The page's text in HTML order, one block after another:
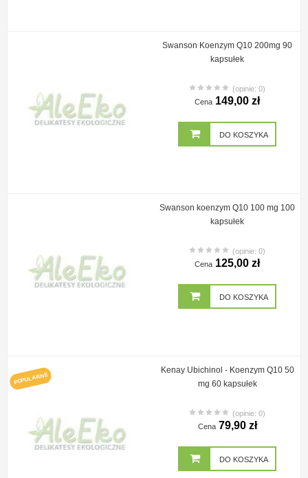
Swanson Koenzym Q10 200mg 90
kapsułek
(opinie: 0)
Cena 149,00 zł
DO KOSZYKA
Swanson koenzym Q10 100 mg 100
kapsułek
(opinie: 0)
Cena 125,00 zł
DO KOSZYKA
POPULARNE
Kenay Ubichinol - Koenzym Q10 50
mg 60 kapsułek
(opinie: 0)
Cena 79,90 zł
DO KOSZYKA